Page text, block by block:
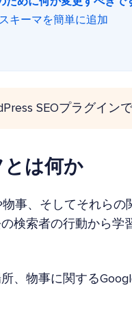
キーマを簡単に追加
SEOプラグインで
とは何か
事、そしてそれらの
検索者の行動から学
、物事に関する